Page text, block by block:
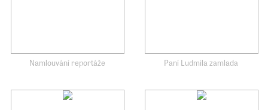
Namlouvání reportáže Paní Ludmila zamlada